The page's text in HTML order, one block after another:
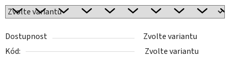
Dostupnost
Zvolte variantu
Kód:
Zvolte variantu